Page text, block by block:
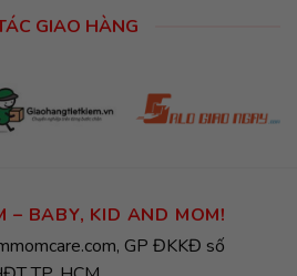
GIAO HÀNG
– BABY, KID AND MOM!
GP ĐKKĐ số